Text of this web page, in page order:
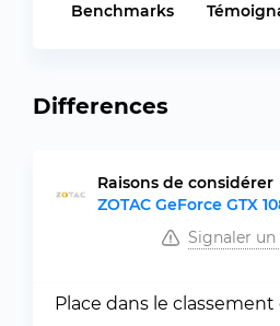
Benchmarks
Differences
Raisons de considérer
ZOTAC GeForce GTX
Signaler
Place dans le classement